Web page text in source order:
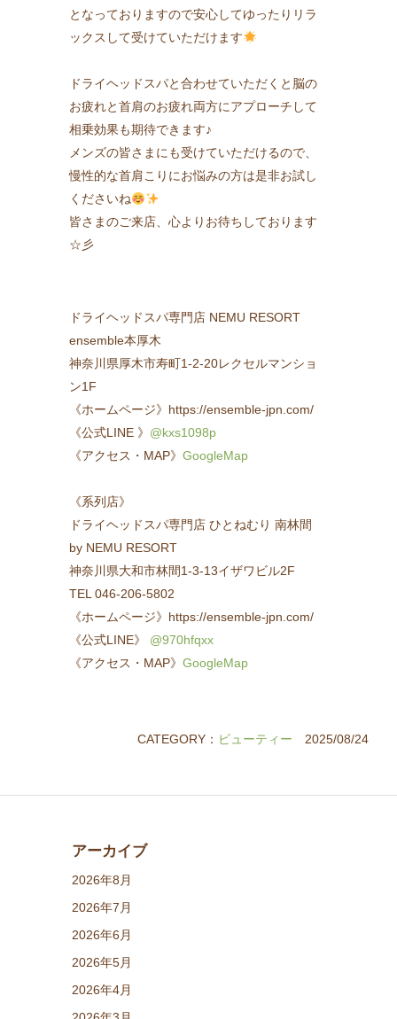
となっておりますので安心してゆったりリラ
ックスして受けていただけます
ドライヘッドスパと合わせていただくと脳の
お疲れと首肩のお疲れ両方にアプローチして
相乗効果も期待できます♪
メンズの皆さまにも受けていただけるので、
慢性的な首肩こりにお悩みの方は是非お試し
くださいね
皆さまのご来店、心よりお待ちしております
☆彡
ドライヘッドスパ専門店 NEMU RESORT
ensemble本厚木
神奈川県厚木市寿町1-2-20レクセルマンショ
ン1F
《ホームページ》https://ensemble-jpn.com/
《公式LINE 》 @kxs1098p
《アクセス・MAP》GoogleMap
《系列店》
ドライヘッドスパ専門店 ひとねむり 南林間
by NEMU RESORT
神奈川県大和市林間1-3-13イザワビル2F
TEL 046-206-5802
《ホームページ》https://ensemble-jpn.com/
《公式LINE》 @970hfqxx
《アクセス・MAP》GoogleMap
CATEGORY： ビューティー 2025/08/24
アーカイブ
2026年8月
2026年7月
2026年6月
2026年5月
2026年4月